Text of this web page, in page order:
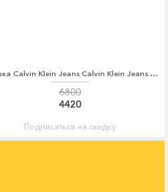
Рубашка Calvin Klein Jeans Calvin Klein Jeans CA939EMZJT07
6800
4420
Подписаться на скидку